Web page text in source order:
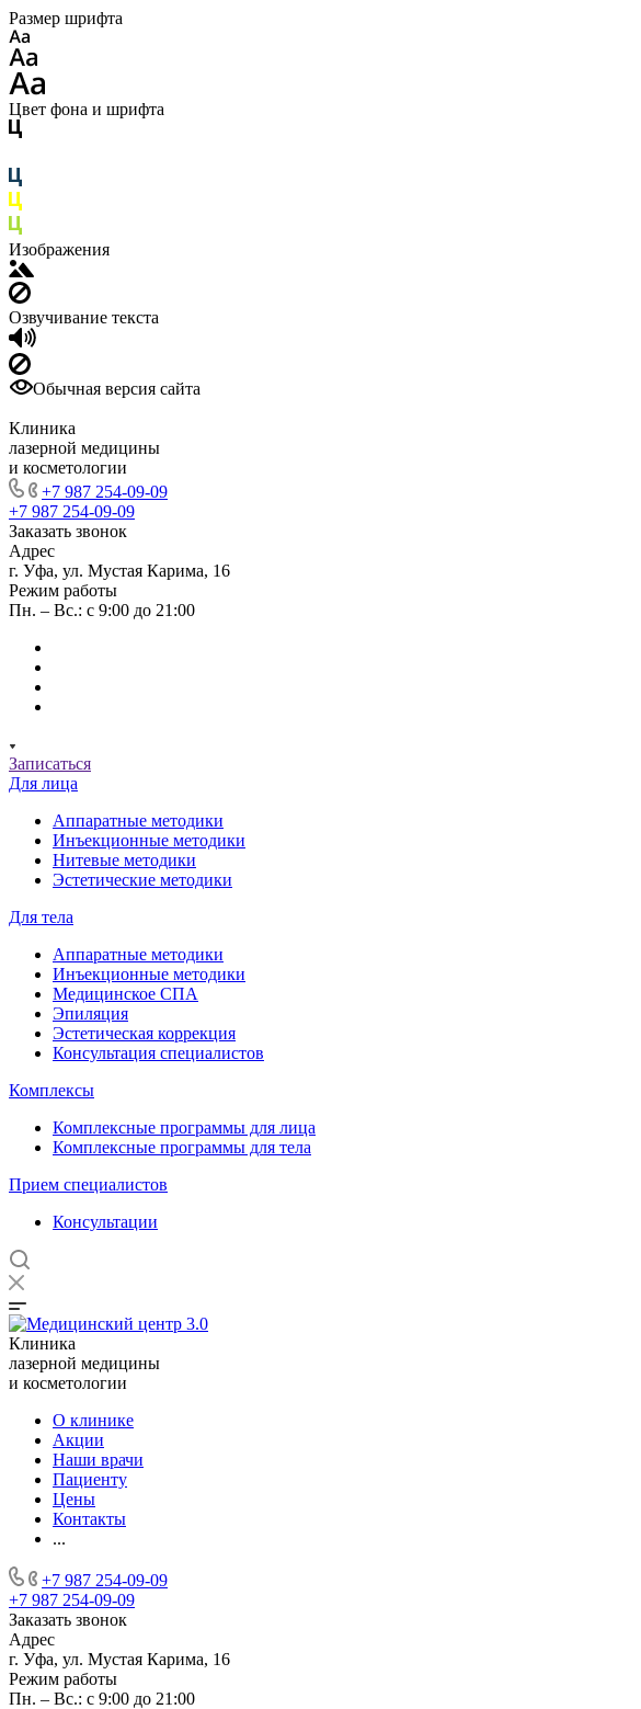
Размер шрифта
Цвет фона и шрифта
Изображения
Озвучивание текста
Обычная версия сайта
Клиника
лазерной медицины
и косметологии
+7 987 254-09-09
+7 987 254-09-09
Заказать звонок
Адрес
г. Уфа, ул. Мустая Карима, 16
Режим работы
Пн. – Вс.: с 9:00 до 21:00
Записаться
Для лица
Аппаратные методики
Инъекционные методики
Нитевые методики
Эстетические методики
Для тела
Аппаратные методики
Инъекционные методики
Медицинское СПА
Эпиляция
Эстетическая коррекция
Консультация специалистов
Комплексы
Комплексные программы для лица
Комплексные программы для тела
Прием специалистов
Консультации
Клиника
лазерной медицины
и косметологии
О клинике
Акции
Наши врачи
Пациенту
Цены
Контакты
...
+7 987 254-09-09
+7 987 254-09-09
Заказать звонок
Адрес
г. Уфа, ул. Мустая Карима, 16
Режим работы
Пн. – Вс.: с 9:00 до 21:00